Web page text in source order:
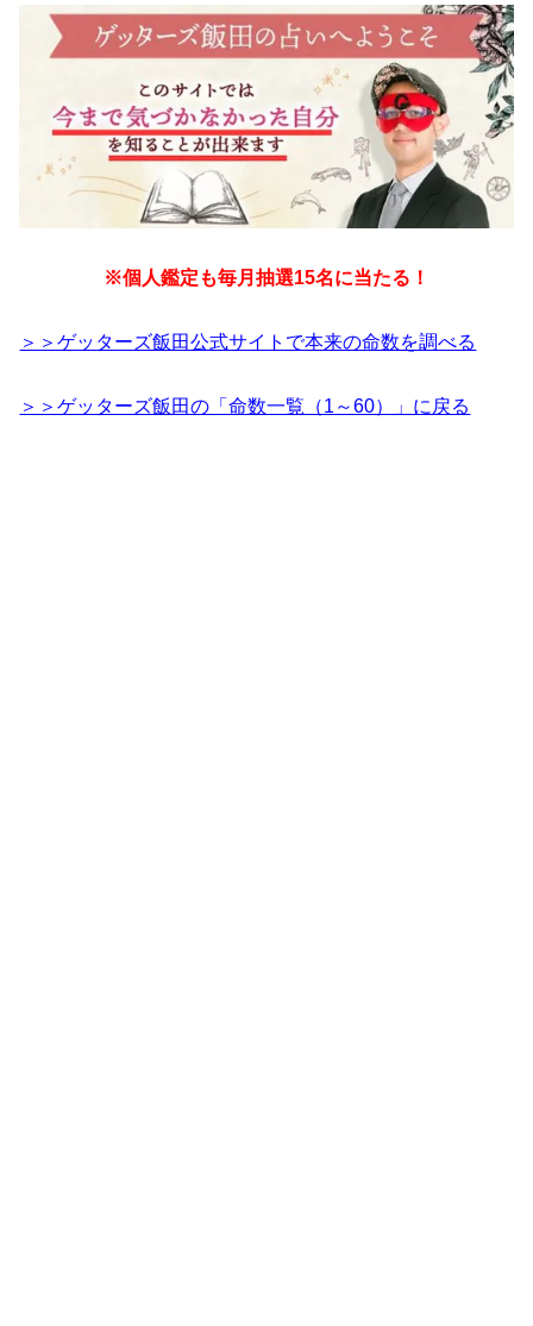
※個人鑑定も毎月抽選15名に当たる！
＞＞ゲッターズ飯田公式サイトで本来の命数を調べる
＞＞ゲッターズ飯田の「命数一覧（1～60）」に戻る